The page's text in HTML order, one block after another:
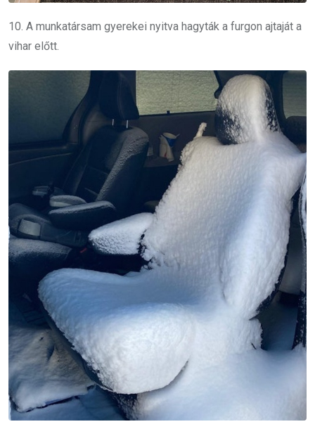
10. A munkatársam gyerekei nyitva hagyták a furgon ajtaját a
vihar előtt.